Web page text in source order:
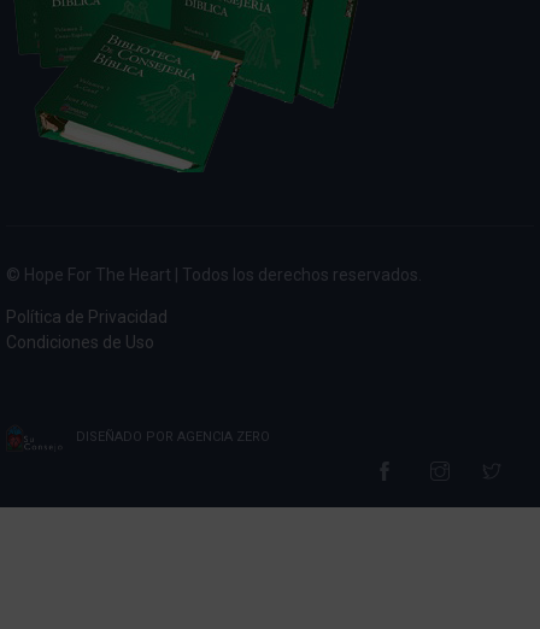
© Hope For The Heart | Todos los derechos reservados.
Política de Privacidad
Condiciones de Uso
DISEÑADO POR AGENCIA ZERO